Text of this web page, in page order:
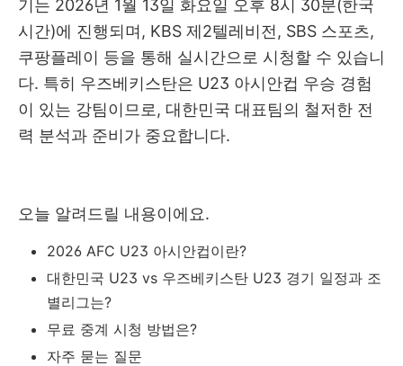
기는 2026년 1월 13일 화요일 오후 8시 30분(한국
시간)에 진행되며, KBS 제2텔레비전, SBS 스포츠,
쿠팡플레이 등을 통해 실시간으로 시청할 수 있습니
다. 특히 우즈베키스탄은 U23 아시안컵 우승 경험
이 있는 강팀이므로, 대한민국 대표팀의 철저한 전
력 분석과 준비가 중요합니다.
오늘 알려드릴 내용이에요.
2026 AFC U23 아시안컵이란?
대한민국 U23 vs 우즈베키스탄 U23 경기 일정과 조
별리그는?
무료 중계 시청 방법은?
자주 묻는 질문